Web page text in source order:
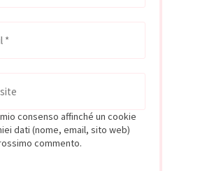
consenso affinché un cookie
dati (nome, email, sito web)
commento.